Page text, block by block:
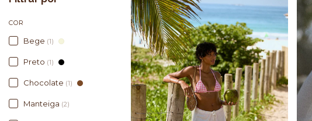
COR
Bege (1)
Preto (1)
Chocolate (1)
Manteiga (2)